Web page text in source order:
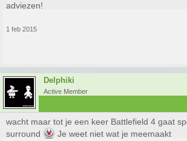
adviezen!
1 feb 2015
Delphiki
Active Member
wacht maar tot je een keer Battlefield 4 gaat
surround
Je weet niet wat je meemaakt